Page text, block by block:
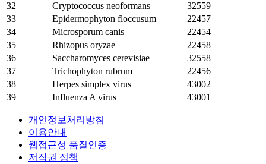
32
Cryptococcus neoformans
32559
33
Epidermophyton floccusum
22457
34
Microsporum canis
22454
35
Rhizopus oryzae
22458
36
Saccharomyces cerevisiae
32558
37
Trichophyton rubrum
22456
38
Herpes simplex virus
43002
39
Influenza A virus 43001
개인정보처리방침
이용안내
웹접근성 품질인증
저작권 정책